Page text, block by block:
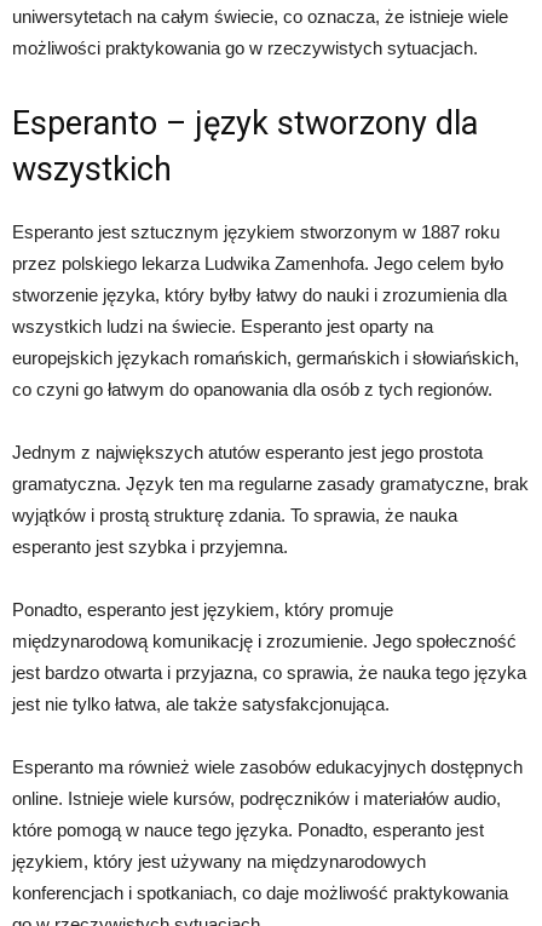
uniwersytetach na całym świecie, co oznacza, że istnieje wiele
możliwości praktykowania go w rzeczywistych sytuacjach.
Esperanto – język stworzony dla
wszystkich
Esperanto jest sztucznym językiem stworzonym w 1887 roku
przez polskiego lekarza Ludwika Zamenhofa. Jego celem było
stworzenie języka, który byłby łatwy do nauki i zrozumienia dla
wszystkich ludzi na świecie. Esperanto jest oparty na
europejskich językach romańskich, germańskich i słowiańskich,
co czyni go łatwym do opanowania dla osób z tych regionów.
Jednym z największych atutów esperanto jest jego prostota
gramatyczna. Język ten ma regularne zasady gramatyczne, brak
wyjątków i prostą strukturę zdania. To sprawia, że nauka
esperanto jest szybka i przyjemna.
Ponadto, esperanto jest językiem, który promuje
międzynarodową komunikację i zrozumienie. Jego społeczność
jest bardzo otwarta i przyjazna, co sprawia, że nauka tego języka
jest nie tylko łatwa, ale także satysfakcjonująca.
Esperanto ma również wiele zasobów edukacyjnych dostępnych
online. Istnieje wiele kursów, podręczników i materiałów audio,
które pomogą w nauce tego języka. Ponadto, esperanto jest
językiem, który jest używany na międzynarodowych
konferencjach i spotkaniach, co daje możliwość praktykowania